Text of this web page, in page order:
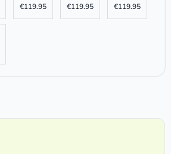
€119.95 €119.95 €119.95